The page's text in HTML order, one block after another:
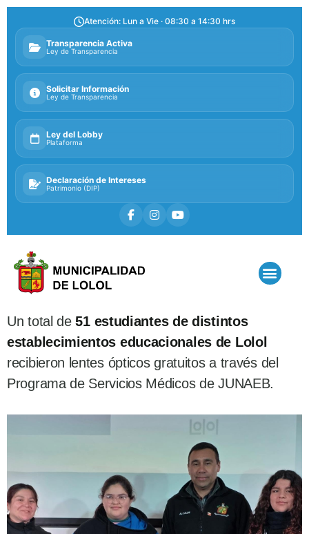
Atención: Lun a Vie · 08:30 a 14:30 hrs
Transparencia Activa
Ley de Transparencia
Solicitar Información
Ley de Transparencia
Ley del Lobby
Plataforma
Declaración de Intereses
Patrimonio (DIP)
Un total de51 estudiantes de distintos
establecimientos educacionales de Lolol
recibieron lentes ópticos gratuitos a través del
Programa de Servicios Médicos de JUNAEB.